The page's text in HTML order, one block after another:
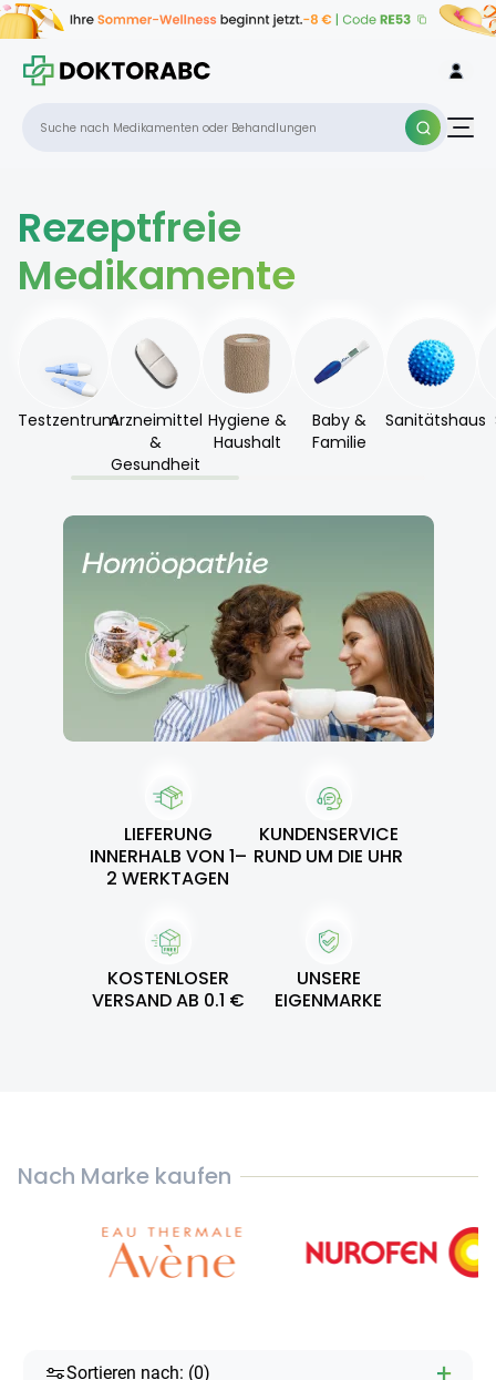
Rezeptfreie
Medikamente
TestzentrumArzneimittel
&
Gesundheit
Hygiene &
Haushalt
Baby &
Familie
Sanitätshaus
LIEFERUNG
INNERHALB VON 1–
2 WERKTAGEN
KUNDENSERVICE
RUND UM DIE UHR
KOSTENLOSER
VERSAND AB 0.1 €
UNSERE
EIGENMARKE
Nach Marke kaufen
Sortieren nach: (0) +